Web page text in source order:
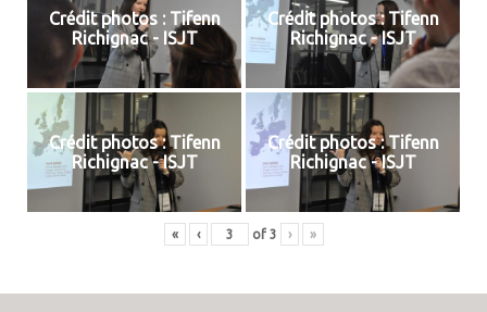
Crédit photos : Tifenn
Richignac - ISJT
Crédit photos : Tifenn
Richignac - ISJT
Crédit photos : Tifenn
Richignac - ISJT
Crédit photos : Tifenn
Richignac - ISJT
« ‹ of 3 › »